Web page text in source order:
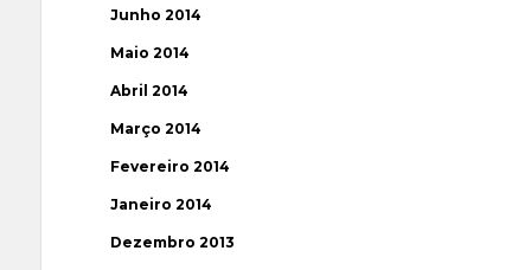
Junho 2014
Maio 2014
Abril 2014
Março 2014
Fevereiro 2014
Janeiro 2014
Dezembro 2013